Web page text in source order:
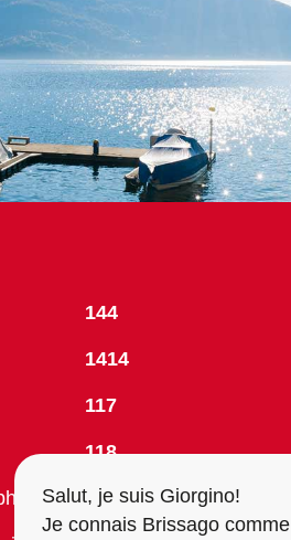
144
1414
117
118
143
Salut, je suis Giorgino!
Je connais Brissago comme